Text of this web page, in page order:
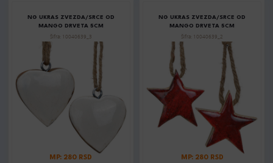
NG UKRAS ZVEZDA/SRCE OD
MANGO DRVETA 5CM
Šifra: 10040639_3
MP: 280 RSD
NG UKRAS ZVEZDA/SRCE OD
MANGO DRVETA 5CM
Šifra: 10040639_2
MP: 280 RSD